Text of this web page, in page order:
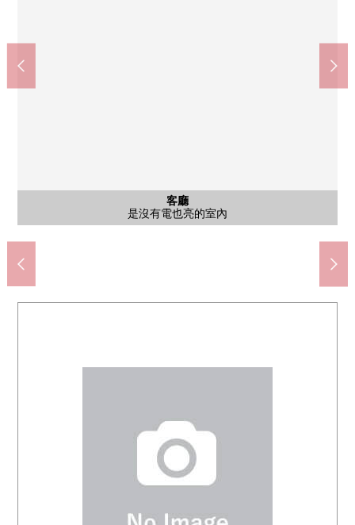
客廳
是沒有電也亮的室內
外觀
外觀
客廳
約14.8張塌塌米LDK
客廳
家具配置的容易舉行的房型
客廳
LDK約14.8張塌塌米西、南側有開口部，一整天亮的室內
客廳
在嵌入燈，一部分機會提高天花板有高級感的照明
廚房
關於IH爐子，不需要火災的擔心
廚房
附帶味換氣的容易舉行的窗
西式房間
約6.2張塌塌米
西式房間
約6.2張塌塌米
陽台
陽台
風景
向南側風景南側有，通風明亮地良好
風景
向南側風景南側有，通風明亮地良好
風景
能眺望京王線，阻礙視界的東西沒有
洗臉
深度是電水加熱器
洗臉
洗衣機堆放處
公共汽車
公共汽車
廁所
在上部收納擱板有
西式房間
約4.7張塌塌米
西式房間
有面向約4.7張塌塌米西側的老虎窗，亮的室內
西式房間
約5.8張塌塌米
西式房間
約5.8張塌塌米
收納
嵌入式衣櫃
門口
足夠的門口收納
門口
和鞋櫃各自分別有收納
入口
防盜門在的Mansion
入口
入口
外觀
外觀
OZEKI八幡山商店(約160m)
步行2分鐘。
世田谷區立綠丘中學(約2000m)
步行25分鐘。